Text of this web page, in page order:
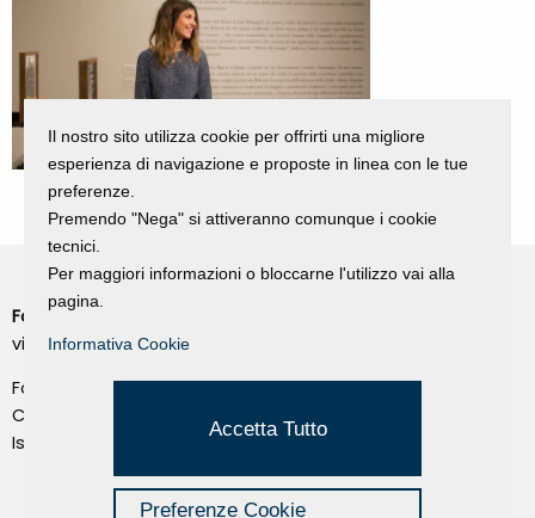
Fondazione Dino Zoli
viale Bologna 288, Forlì
Fondo dot. euro 285.000 i.v.
CF e P.IVA 03692820404
Isc.Reg Per.Giu. n. 10404
Il nostro sito utilizza cookie per offrirti una migliore
esperienza di navigazione e proposte in linea con le tue
preferenze.
Premendo "Nega" si attiveranno comunque i cookie
tecnici.
Per maggiori informazioni o bloccarne l'utilizzo vai alla
pagina.
Informativa Cookie
Accetta Tutto
Preferenze Cookie